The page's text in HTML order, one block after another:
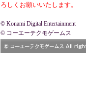
ろしくお願いいたします。
© Konami Digital Entertainment
© コーエーテクモゲームス